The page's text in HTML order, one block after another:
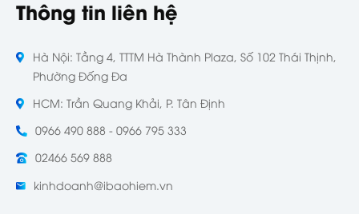
Thông tin liên hệ
Hà Nội: Tầng 4, TTTM Hà Thành Plaza, Số 102 Thái Thịnh,
Phường Đống Đa
HCM: Trần Quang Khải, P. Tân Định
0966 490 888 - 0966 795 333
02466 569 888
kinhdoanh@ibaohiem.vn